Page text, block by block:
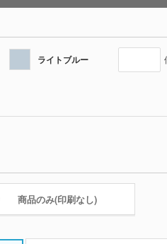
ライトブルー
商品のみ(印刷なし)